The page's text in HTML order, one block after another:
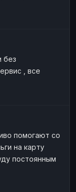
без
, все
помогают со
на карту
постоянным